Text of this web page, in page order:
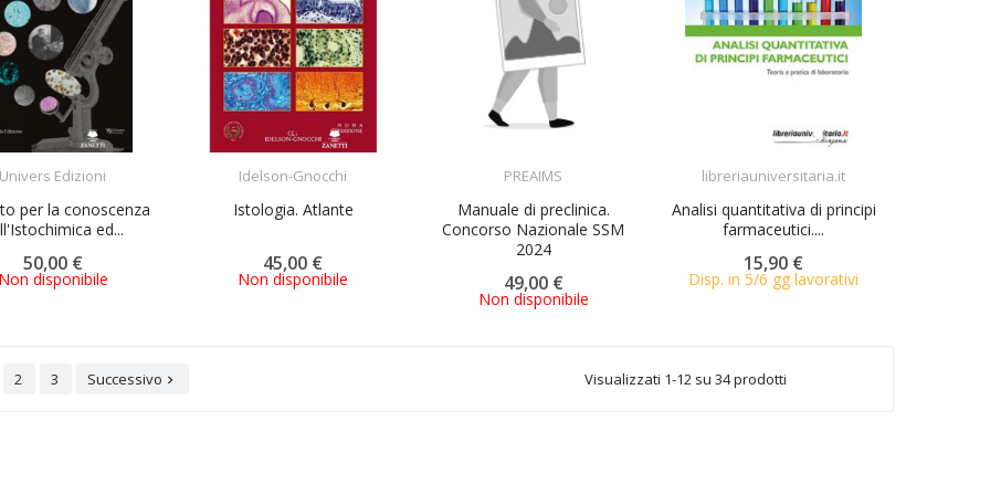
Univers Edizioni
per la conoscenza
ed...
50,00 €
Non disponibile
Idelson-Gnocchi
Istologia. Atlante
45,00 €
Non disponibile
PREAIMS
Manuale di preclinica.
Concorso Nazionale SSM
2024
49,00 €
Non disponibile
ACQUISTA libreriauniversitaria.it
Analisi quantitativa di principi
farmaceutici....
15,90 €
Disp. in 5/6 gg lavorativi
2 3 Successivo  Visualizzati 1-12 su 34 prodotti